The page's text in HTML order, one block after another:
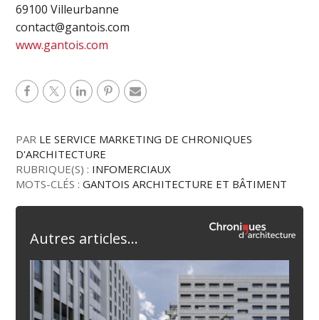
69100 Villeurbanne
contact@gantois.com
www.gantois.com
PAR LE SERVICE MARKETING DE CHRONIQUES
D'ARCHITECTURE
RUBRIQUE(S) : INFOMERCIAUX
MOTS-CLÉS :GANTOIS ARCHITECTURE ET BÂTIMENT
Autres articles...